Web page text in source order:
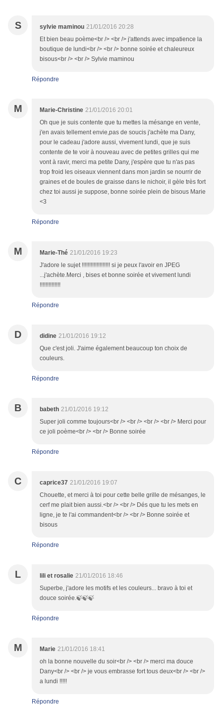
S sylvie maminou 21/01/2016 20:28
Et bien beau poème<br /> <br /> j'attends avec impatience la
boutique de lundi<br /> <br /> bonne soirée et chaleureux
bisous<br /> <br /> Sylvie maminou
Répondre
M Marie-Christine 21/01/2016 20:01
Oh que je suis contente que tu mettes la mésange en vente,
j'en avais tellement envie,pas de soucis j'achète ma Dany,
pour le cadeau j'adore aussi, vivement lundi, que je suis
contente de te voir à nouveau avec de petites grilles qui me
vont à ravir, merci ma petite Dany, j'espère que tu n'as pas
trop froid les oiseaux viennent dans mon jardin se nourrir de
graines et de boules de graisse dans le nichoir, il gèle très fort
chez toi aussi je suppose, bonne soirée plein de bisous Marie
<3
Répondre
M Marie-Thé 21/01/2016 19:23
J'adore le sujet !!!!!!!!!!!!!!!!!!! si je peux l'avoir en JPEG
...j'achète.Merci , bises et bonne soirée et vivement lundi
!!!!!!!!!!!!!!
Répondre
D didine 21/01/2016 19:12
Que c'est joli. J'aime également beaucoup ton choix de
couleurs.
Répondre
B babeth 21/01/2016 19:12
Super joli comme toujours<br /> <br /> <br /> <br /> Merci pour
ce joli poème<br /> <br /> Bonne soirée
Répondre
C caprice37 21/01/2016 19:07
Chouette, et merci à toi pour cette belle grille de mésanges, le
cerf me plait bien aussi.<br /> <br /> Dés que tu les mets en
ligne, je te l'ai commandent<br /> <br /> Bonne soirée et
bisous
Répondre
L lili et rosalie 21/01/2016 18:46
Superbe, j'adore les motifs et les couleurs... bravo à toi et
douce soirée.🍃🍃🍃
Répondre
M Marie 21/01/2016 18:41
oh la bonne nouvelle du soir<br /> <br /> merci ma douce
Dany<br /> <br /> je vous embrasse fort tous deux<br /> <br />
a lundi !!!!!
Répondre